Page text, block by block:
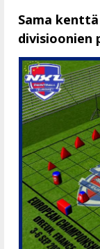
Sama
divisioonien